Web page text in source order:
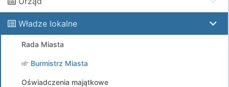
Władze lokalne
Rada Miasta
Burmistrz Miasta
Oświadczenia majątkowe